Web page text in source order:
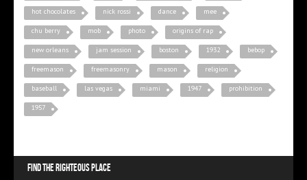
hot chocolates nick rossi dance mee
chu berry mob photo origins of rap
new orleans jam session boston 1932 bebop
freemason freemasonry mason religion
baseball las vegas miami 1947 prohibition
1957
Find the righteous place